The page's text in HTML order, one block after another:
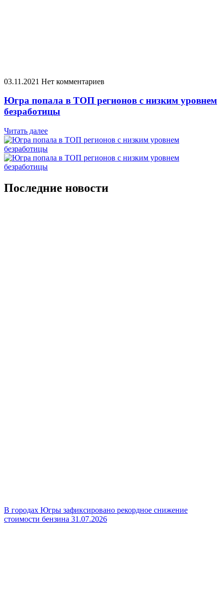
03.11.2021 Нет комментариев
Югра попала в ТОП регионов с низким уровнем
безработицы
Читать далее
Последние новости
В городах Югры зафиксировано рекордное снижение
стоимости бензина 31.07.2026